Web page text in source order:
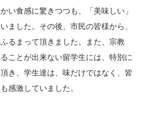
い食感に驚きつつも、「美味しい」
ました。その後、市民の皆様から、
るまって頂きました。また、宗教
ることが出来ない留学生には、特別に
き、学生達は、味だけではなく、皆
感激していました。